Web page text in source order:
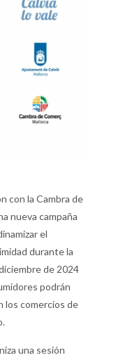
con la Cambra de
nueva campaña
el
durante la
de 2024
podrán
los comercios de
una sesión